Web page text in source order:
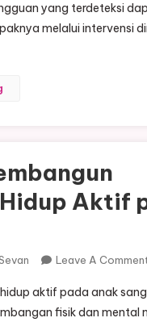
yang terdeteksi
melalui intervensi
Aktif
Leave A
aktif pada anak
fisik dan mental